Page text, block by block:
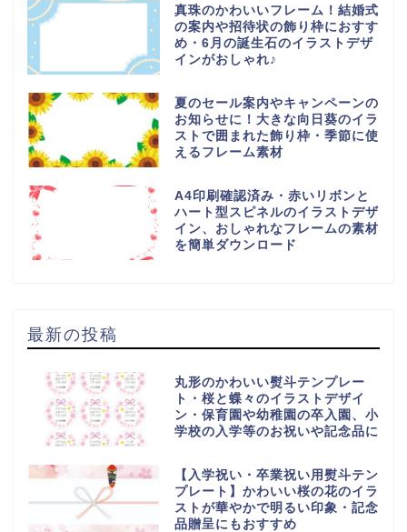
真珠のかわいいフレーム！結婚式
の案内や招待状の飾り枠におすす
め・6月の誕生石のイラストデザ
インがおしゃれ♪
夏のセール案内やキャンペーンの
お知らせに！大きな向日葵のイラ
ストで囲まれた飾り枠・季節に使
えるフレーム素材
A4印刷確認済み・赤いリボンと
ハート型スピネルのイラストデザ
イン、おしゃれなフレームの素材
を簡単ダウンロード
最新の投稿
丸形のかわいい熨斗テンプレー
ト・桜と蝶々のイラストデザイ
ン・保育園や幼稚園の卒入園、小
学校の入学等のお祝いや記念品に
【入学祝い・卒業祝い用熨斗テン
プレート】かわいい桜の花のイラ
ストが華やかで明るい印象・記念
品贈呈にもおすすめ